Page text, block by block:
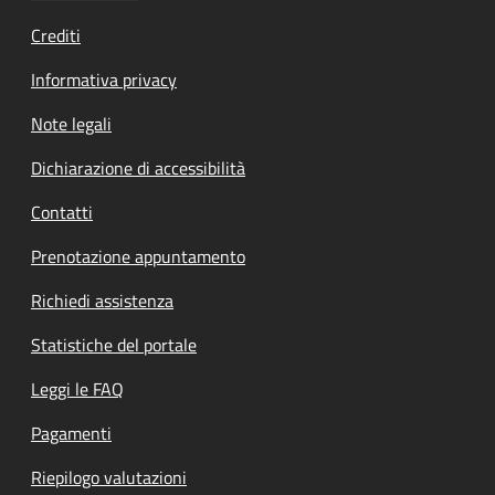
Crediti
Informativa privacy
Note legali
Dichiarazione di accessibilità
Contatti
Prenotazione appuntamento
Richiedi assistenza
Statistiche del portale
Leggi le FAQ
Pagamenti
Riepilogo valutazioni